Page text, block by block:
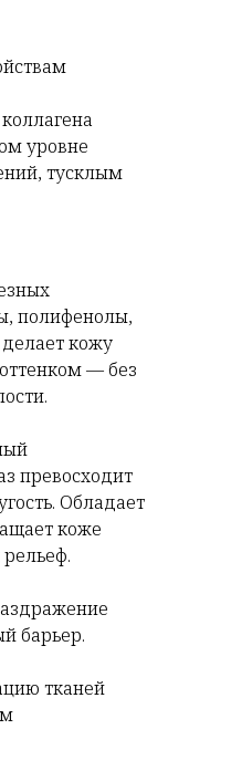
уровне
тусклым
полифенолы,
кожу
— без
превосходит
Обладает
коже
барьер.
тканей